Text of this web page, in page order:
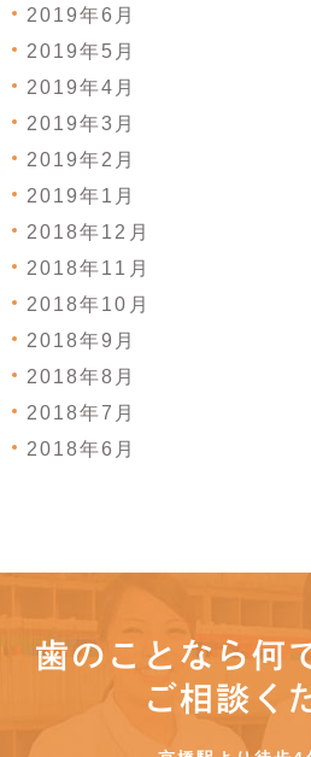
2019年6月
2019年5月
2019年4月
2019年3月
2019年2月
2019年1月
2018年12月
2018年11月
2018年10月
2018年9月
2018年8月
2018年7月
2018年6月
歯のことなら何
ご相談く